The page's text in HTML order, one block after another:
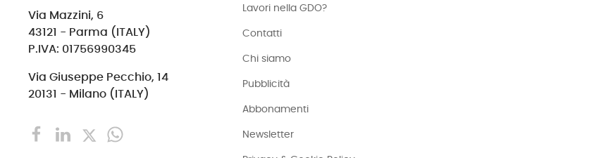
Via Mazzini, 6
43121 - Parma (ITALY)
P.IVA: 01756990345
Via Giuseppe Pecchio, 14
20131 - Milano (ITALY)
Lavori nella GDO?
Contatti
Chi siamo
Pubblicità
Abbonamenti
Newsletter